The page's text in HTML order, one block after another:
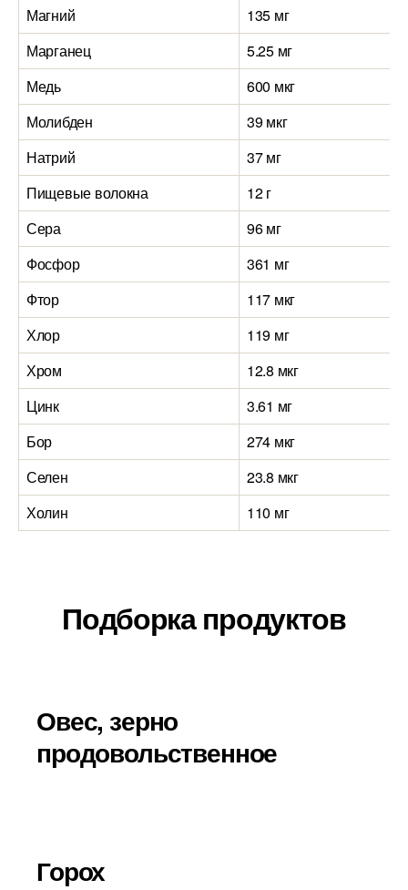
Магний
135 мг
Марганец
5.25 мг
Медь
600 мкг
Молибден
39 мкг
Натрий
37 мг
Пищевые волокна
12 г
Сера
96 мг
Фосфор
361 мг
Фтор
117 мкг
Хлор
119 мг
Хром
12.8 мкг
Цинк
3.61 мг
Бор
274 мкг
Селен
23.8 мкг
Холин
110 мг
Подборка продуктов
Овес, зерно
продовольственное
Горох